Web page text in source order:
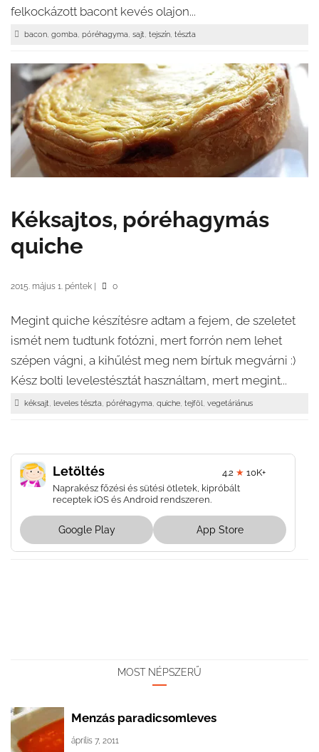
felkockázott bacont kevés olajon...
bacon, gomba, póréhagyma, sajt, tejszín, tészta
Kéksajtos, póréhagymás
quiche
2015. május 1. péntek 0
Megint quiche készítésre adtam a fejem, de szeletet
ismét nem tudtunk fotózni, mert forrón nem lehet
szépen vágni, a kihűlést meg nem bírtuk megvárni :)
Kész bolti levelestésztát használtam, mert megint...
kéksajt, leveles tészta, póréhagyma, quiche, tejföl, vegetáriánus
Letöltés 4.2 ★ 10K+
Naprakész főzési és sütési ötletek, kipróbált
receptek iOS és Android rendszeren.
Google Play App Store
MOST NÉPSZERŰ
Menzás paradicsomleves
április 7, 2011